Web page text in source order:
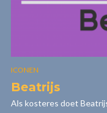
ICONEN
Beatrijs
Als kosteres doet